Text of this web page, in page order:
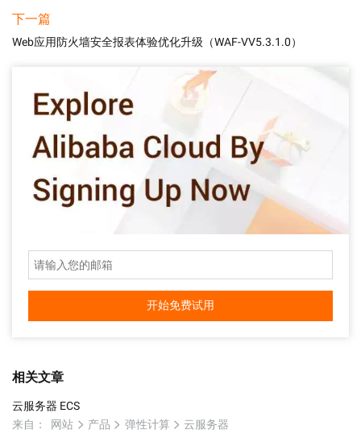
下一篇
Web应用防火墙安全报表体验优化升级（WAF-VV5.3.1.0）
开始免费试用
相关文章
云服务器 ECS
来自：
网站 产品 弹性计算 云服务器